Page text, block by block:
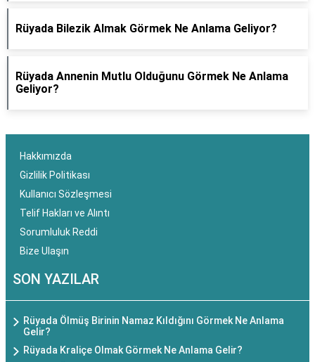
Rüyada Bilezik Almak Görmek Ne Anlama Geliyor?
Rüyada Annenin Mutlu Olduğunu Görmek Ne Anlama
Geliyor?
Hakkımızda
Gizlilik Politikası
Kullanıcı Sözleşmesi
Telif Hakları ve Alıntı
Sorumluluk Reddi
Bize Ulaşın
SON YAZILAR
Rüyada Ölmüş Birinin Namaz Kıldığını Görmek Ne Anlama
Gelir?
Rüyada Kraliçe Olmak Görmek Ne Anlama Gelir?